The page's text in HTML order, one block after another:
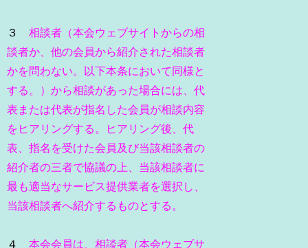
３相談者（本会ウェブサイトからの相
談者か、他の会員から紹介された相談者
かを問わない。以下本条において同様と
する。）から相談があった場合には、代
表または代表が指名した会員が相談内容
をヒアリングする。ヒアリング後、代
表、指名を受けた会員及び当該相談者の
紹介者の三者で協議の上、当該相談者に
最も適当なサービス提供業者を選択し、
当該相談者へ紹介するものとする。
４本会会員は、相談者（本会ウェブサ